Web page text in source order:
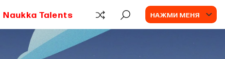
Naukka Talents НАЖМИ МЕНЯ